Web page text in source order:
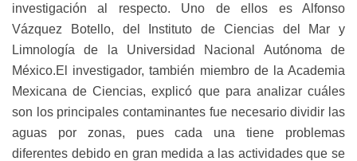
investigación al respecto. Uno de ellos es Alfonso
Vázquez Botello, del Instituto de Ciencias del Mar y
Limnología de la Universidad Nacional Autónoma de
México.El investigador, también miembro de la Academia
Mexicana de Ciencias, explicó que para analizar cuáles
son los principales contaminantes fue necesario dividir las
aguas por zonas, pues cada una tiene problemas
diferentes debido en gran medida a las actividades que se